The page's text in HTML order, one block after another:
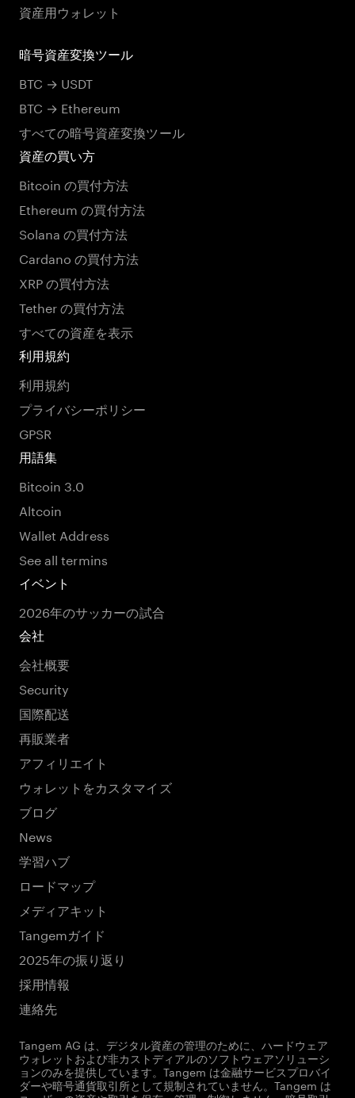
資産用ウォレット
暗号資産変換ツール
BTC → USDT
BTC → Ethereum
すべての暗号資産変換ツール
資産の買い方
Bitcoin の買付方法
Ethereum の買付方法
Solana の買付方法
Cardano の買付方法
XRP の買付方法
Tether の買付方法
すべての資産を表示
利用規約
利用規約
プライバシーポリシー
GPSR
用語集
Bitcoin 3.0
Altcoin
Wallet Address
See all termins
イベント
2026年のサッカーの試合
会社
会社概要
Security
国際配送
再販業者
アフィリエイト
ウォレットをカスタマイズ
ブログ
News
学習ハブ
ロードマップ
メディアキット
Tangemガイド
2025年の振り返り
採用情報
連絡先
Tangem AG は、デジタル資産の管理のために、ハードウェア
ウォレットおよび非カストディアルのソフトウェアソリューシ
ョンのみを提供しています。Tangem は金融サービスプロバイ
ダーや暗号通貨取引所として規制されていません。Tangem は